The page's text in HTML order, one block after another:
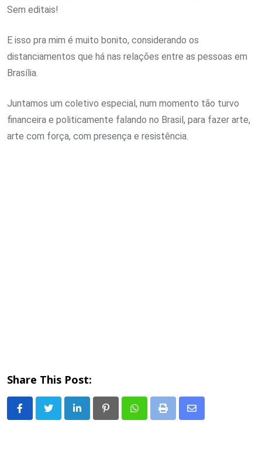
Sem editais!
E isso pra mim é muito bonito, considerando os
distanciamentos que há nas relações entre as pessoas em
Brasília.
Juntamos um coletivo especial, num momento tão turvo
financeira e politicamente falando no Brasil, para fazer arte,
arte com força, com presença e resistência.
Share This Post:
LinkedIn PinterestWhatsappPrint
Share